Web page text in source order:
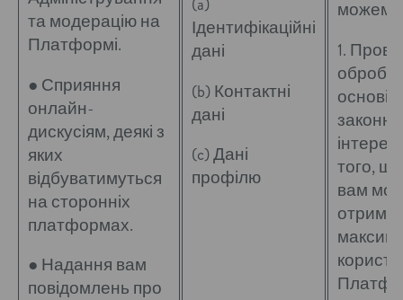
та модерацію на
Платформі.
● Сприяння
онлайн-
дискусіям, деякі з
яких
відбуватимуться
на сторонніх
платформах.
● Надання вам
повідомлень про
Ідентифікаційні
дані
(b) Контактні
дані
(c) Дані
профілю
1.
основі
того,
вам
користь